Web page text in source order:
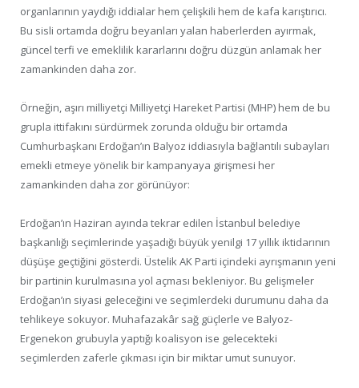
organlarının yaydığı iddialar hem çelişkili hem de kafa karıştırıcı.
Bu sisli ortamda doğru beyanları yalan haberlerden ayırmak,
güncel terfi ve emeklilik kararlarını doğru düzgün anlamak her
zamankinden daha zor.
Örneğin, aşırı milliyetçi Milliyetçi Hareket Partisi (MHP) hem de bu
grupla ittifakını sürdürmek zorunda olduğu bir ortamda
Cumhurbaşkanı Erdoğan’ın Balyoz iddiasıyla bağlantılı subayları
emekli etmeye yönelik bir kampanyaya girişmesi her
zamankinden daha zor görünüyor:
Erdoğan’ın Haziran ayında tekrar edilen İstanbul belediye
başkanlığı seçimlerinde yaşadığı büyük yenilgi 17 yıllık iktidarının
düşüşe geçtiğini gösterdi. Üstelik AK Parti içindeki ayrışmanın yeni
bir partinin kurulmasına yol açması bekleniyor. Bu gelişmeler
Erdoğan’ın siyasi geleceğini ve seçimlerdeki durumunu daha da
tehlikeye sokuyor. Muhafazakâr sağ güçlerle ve Balyoz-
Ergenekon grubuyla yaptığı koalisyon ise gelecekteki
seçimlerden zaferle çıkması için bir miktar umut sunuyor.